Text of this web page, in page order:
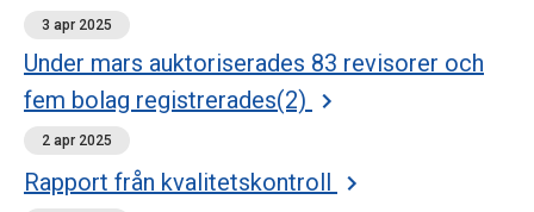
3 apr 2025
Under mars auktoriserades 83 revisorer och
fem bolag registrerades(2)
2 apr 2025
Rapport från kvalitetskontroll